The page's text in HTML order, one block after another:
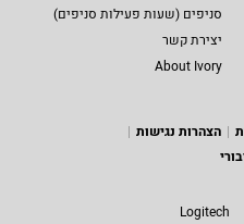
סניפים (שעות פעילות סניפים)
יצירת קשר
About Ivory
הצהרות נגישות
Logitech